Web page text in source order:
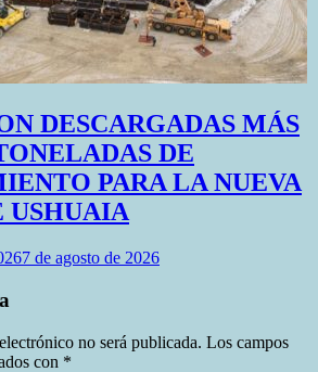
DESCARGADAS MÁS
DE
PARA LA NUEVA
USHUAIA
7 de agosto de 2026
no será publicada. Los campos
con *